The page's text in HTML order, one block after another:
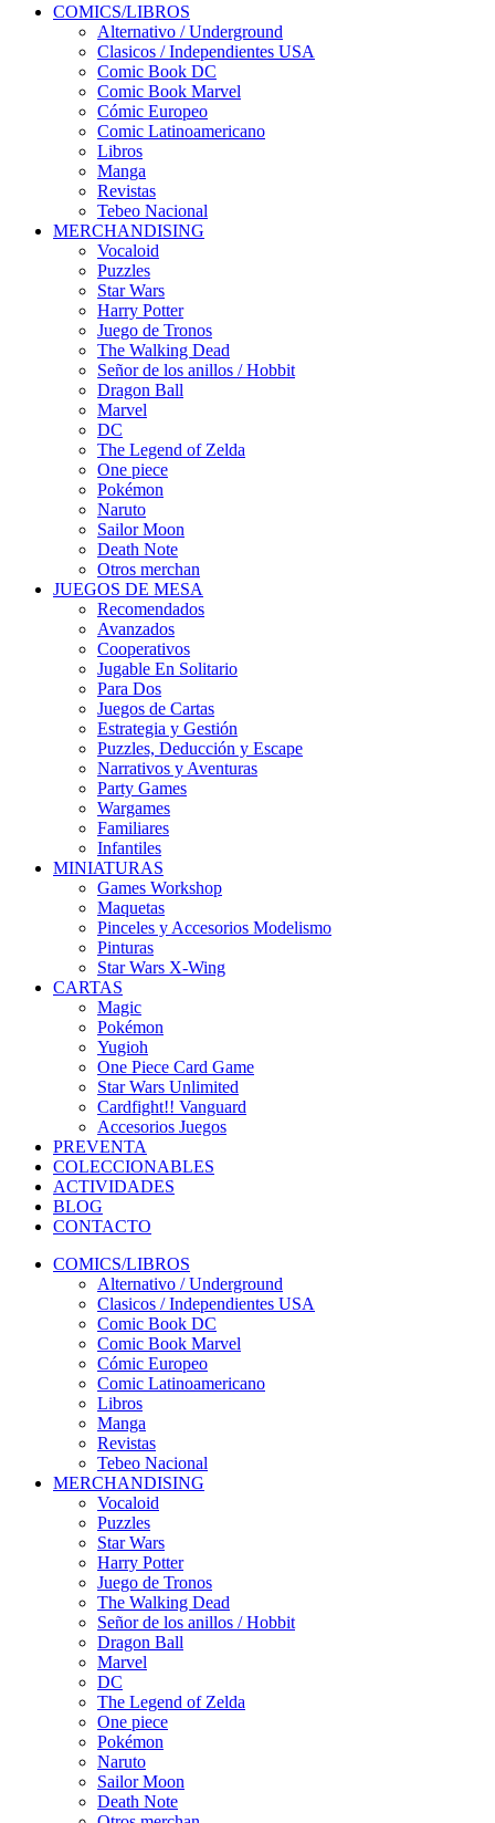
COMICS/LIBROS
Alternativo / Underground
Clasicos / Independientes USA
Comic Book DC
Comic Book Marvel
Cómic Europeo
Comic Latinoamericano
Libros
Manga
Revistas
Tebeo Nacional
MERCHANDISING
Vocaloid
Puzzles
Star Wars
Harry Potter
Juego de Tronos
The Walking Dead
Señor de los anillos / Hobbit
Dragon Ball
Marvel
DC
The Legend of Zelda
One piece
Pokémon
Naruto
Sailor Moon
Death Note
Otros merchan
JUEGOS DE MESA
Recomendados
Avanzados
Cooperativos
Jugable En Solitario
Para Dos
Juegos de Cartas
Estrategia y Gestión
Puzzles, Deducción y Escape
Narrativos y Aventuras
Party Games
Wargames
Familiares
Infantiles
MINIATURAS
Games Workshop
Maquetas
Pinceles y Accesorios Modelismo
Pinturas
Star Wars X-Wing
CARTAS
Magic
Pokémon
Yugioh
One Piece Card Game
Star Wars Unlimited
Cardfight!! Vanguard
Accesorios Juegos
PREVENTA
COLECCIONABLES
ACTIVIDADES
BLOG
CONTACTO
COMICS/LIBROS
Alternativo / Underground
Clasicos / Independientes USA
Comic Book DC
Comic Book Marvel
Cómic Europeo
Comic Latinoamericano
Libros
Manga
Revistas
Tebeo Nacional
MERCHANDISING
Vocaloid
Puzzles
Star Wars
Harry Potter
Juego de Tronos
The Walking Dead
Señor de los anillos / Hobbit
Dragon Ball
Marvel
DC
The Legend of Zelda
One piece
Pokémon
Naruto
Sailor Moon
Death Note